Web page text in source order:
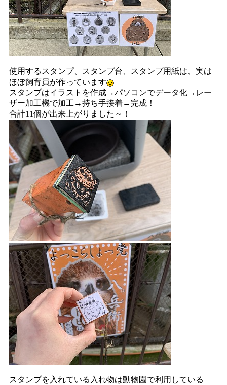
使用するスタンプ、スタンプ台、スタンプ用紙は、実は
ほぼ飼育員が作っています
スタンプはイラストを作成→パソコンでデータ化→レー
ザー加工機で加工→持ち手接着→完成！
合計11個が出来上がりました～！
スタンプを入れている入れ物は動物園で利用している